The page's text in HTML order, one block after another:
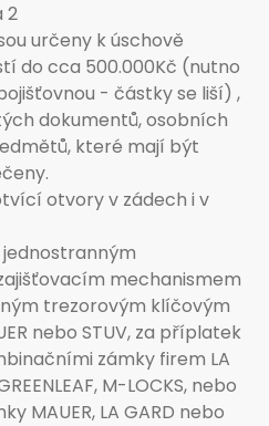
2
určeny k úschově
do cca 500.000Kč (nutno
- částky se liší) ,
dokumentů, osobních
které mají být
otvory v zádech i v
jednostranným
mechanismem
trezorovým klíčovým
nebo STUV, za příplatek
zámky firem LA
M-LOCKS, nebo
MAUER, LA GARD nebo